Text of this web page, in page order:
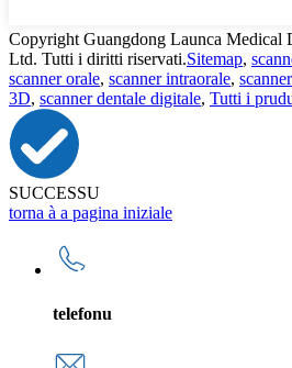
Copyright Guangdong Launca Medical
Ltd. Tutti i diritti riservati.Sitemap,
scanner orale, scanner intraorale,
3D, scanner dentale digitale, Tutti i
SUCCESSU
torna à a pagina iniziale
telefonu